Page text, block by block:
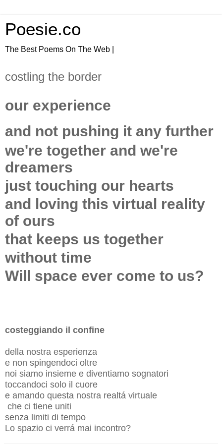
Poesie.co
The Best Poems On The Web |
costling the border
our experience
and not pushing it any further
we're together and we're
dreamers
just touching our hearts
and loving this virtual reality
of ours
that keeps us together
without time
Will space ever come to us?
costeggiando il confine
della nostra esperienza
e non spingendoci oltre
noi siamo insieme e diventiamo sognatori
toccandoci solo il cuore
e amando questa nostra realtá virtuale
che ci tiene uniti
senza limiti di tempo
Lo spazio ci verrá mai incontro?